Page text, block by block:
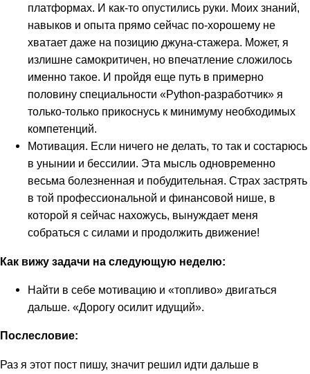
платформах. И как-то опустились руки. Моих знаний,
навыков и опыта прямо сейчас по-хорошему не
хватает даже на позицию джуна-стажера. Может, я
излишне самокритичен, но впечатление сложилось
именно такое. И пройдя еще путь в примерно
половину специальности «Python-разработчик» я
только-только прикоснусь к минимуму необходимых
компетенций.
Мотивация. Если ничего не делать, то так и состарюсь
в унынии и бессилии. Эта мысль одновременно
весьма болезненная и побудительная. Страх застрять
в той профессиональной и финансовой нише, в
которой я сейчас нахожусь, вынуждает меня
собраться с силами и продолжить движение!
Как вижу задачи на следующую неделю:
Найти в себе мотивацию и «топливо» двигаться
дальше. «Дорогу осилит идущий».
Послесловие:
Раз я этот пост пишу, значит решил идти дальше в